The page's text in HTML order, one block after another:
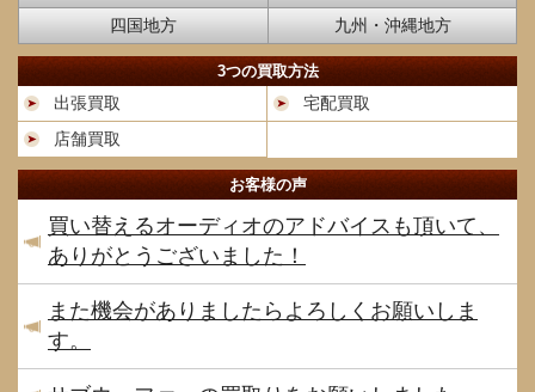
四国地方
九州・沖縄地方
3つの買取方法
出張買取
宅配買取
店舗買取
お客様の声
買い替えるオーディオのアドバイスも頂いて、
ありがとうございました！
また機会がありましたらよろしくお願いしま
す。